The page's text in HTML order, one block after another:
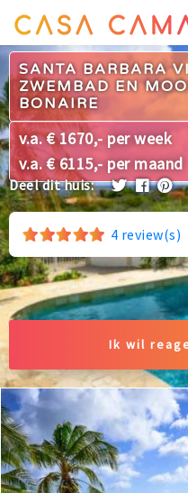
PRIJZEN WONING
SANTA BARBARA
ZWEMBAD EN
BONAIRE
v.a. € 1670,- per week
v.a. € 6115,- per maand
Deel dit huis:
4 review(s)
Ik wil